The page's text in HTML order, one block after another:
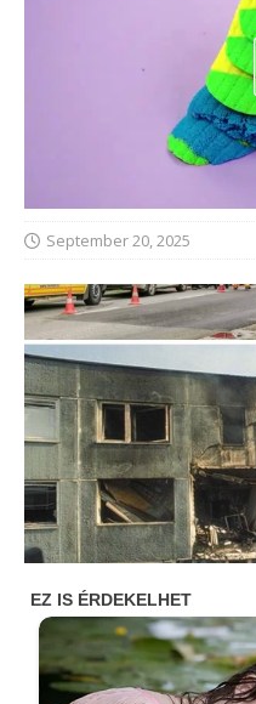
September 20, 2025